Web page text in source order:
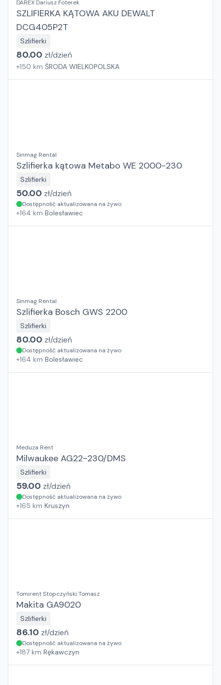
DAREX Dariusz Foterek
SZLIFIERKA KĄTOWA AKU DEWALT
DCG405P2T
Szlifierki
80.00 zł/dzień
+150 km ŚRODA WIELKOPOLSKA
Sinmag Rental
Szlifierka kątowa Metabo WE 2000-230
Szlifierki
50.00 zł/dzień
Dostępność aktualizowana na żywo
+164 km Bolesławiec
Sinmag Rental
Szlifierka Bosch GWS 2200
Szlifierki
80.00 zł/dzień
Dostępność aktualizowana na żywo
+164 km Bolesławiec
Meduza Rent
Milwaukee AG22-230/DMS
Szlifierki
59.00 zł/dzień
Dostępność aktualizowana na żywo
+165 km Kruszyn
Tomirent Stopczyński Tomasz
Makita GA9020
Szlifierki
86.10 zł/dzień
Dostępność aktualizowana na żywo
+187 km Rękawczyn